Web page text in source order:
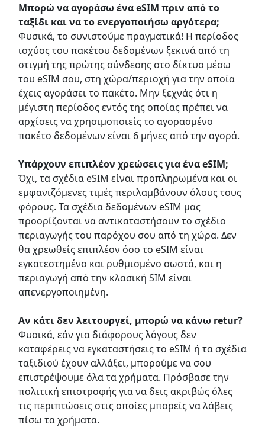
Μπορώ να αγοράσω ένα eSIM πριν από το
ταξίδι και να το ενεργοποιήσω αργότερα;
Φυσικά, το συνιστούμε πραγματικά! Η περίοδος
ισχύος του πακέτου δεδομένων ξεκινά από τη
στιγμή της πρώτης σύνδεσης στο δίκτυο μέσω
του eSIM σου, στη χώρα/περιοχή για την οποία
έχεις αγοράσει το πακέτο. Μην ξεχνάς ότι η
μέγιστη περίοδος εντός της οποίας πρέπει να
αρχίσεις να χρησιμοποιείς το αγορασμένο
πακέτο δεδομένων είναι 6 μήνες από την αγορά.
Υπάρχουν επιπλέον χρεώσεις για ένα eSIM;
Όχι, τα σχέδια eSIM είναι προπληρωμένα και οι
εμφανιζόμενες τιμές περιλαμβάνουν όλους τους
φόρους. Τα σχέδια δεδομένων eSIM μας
προορίζονται να αντικαταστήσουν το σχέδιο
περιαγωγής του παρόχου σου από τη χώρα. Δεν
θα χρεωθείς επιπλέον όσο το eSIM είναι
εγκατεστημένο και ρυθμισμένο σωστά, και η
περιαγωγή από την κλασική SIM είναι
απενεργοποιημένη.
Αν κάτι δεν λειτουργεί, μπορώ να κάνω retur?
Φυσικά, εάν για διάφορους λόγους δεν
καταφέρεις να εγκαταστήσεις το eSIM ή τα σχέδια
ταξιδιού έχουν αλλάξει, μπορούμε να σου
επιστρέψουμε όλα τα χρήματα. Πρόσβασε την
πολιτική επιστροφής για να δεις ακριβώς όλες
τις περιπτώσεις στις οποίες μπορείς να λάβεις
πίσω τα χρήματα.